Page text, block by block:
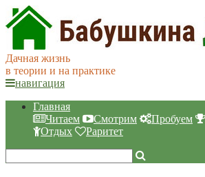
Дачная жизнь
в теории и на практике
навигация
Главная
Читаем
Смотрим Пробуем
Отдых
Раритет